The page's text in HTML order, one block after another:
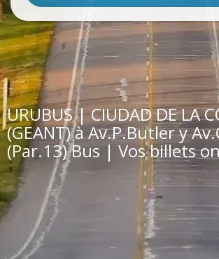
URUBUS | CIUDAD DE LA
(GEANT) à Av.P.Butler y
(Par.13) Bus | Vos billets